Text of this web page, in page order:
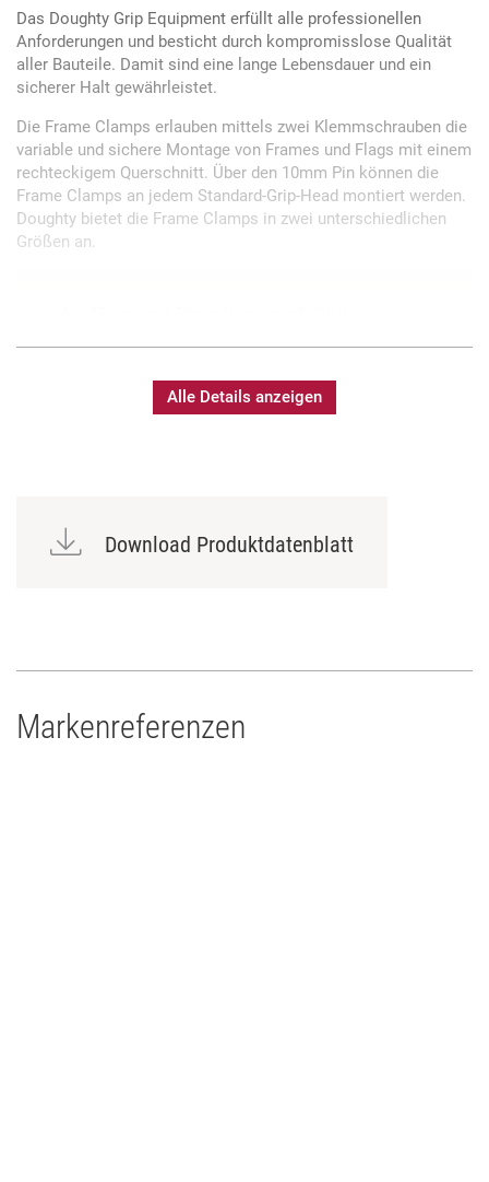
Das Doughty Grip Equipment erfüllt alle professionellen
Anforderungen und besticht durch kompromisslose Qualität
aller Bauteile. Damit sind eine lange Lebensdauer und ein
sicherer Halt gewährleistet.
Die Frame Clamps erlauben mittels zwei Klemmschrauben die
variable und sichere Montage von Frames und Flags mit einem
rechteckigem Querschnitt. Über den 10mm Pin können die
Frame Clamps an jedem Standard-Grip-Head montiert werden.
Doughty bietet die Frame Clamps in zwei unterschiedlichen
Größen an.
Alle Details anzeigen
Download Produktdatenblatt
Markenreferenzen